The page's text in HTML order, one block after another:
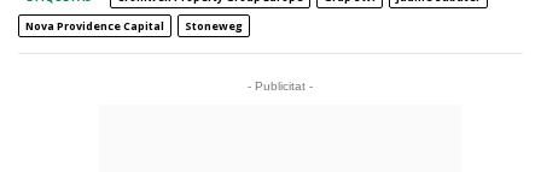
Nova Providence Capital
Stoneweg
- Publicitat -